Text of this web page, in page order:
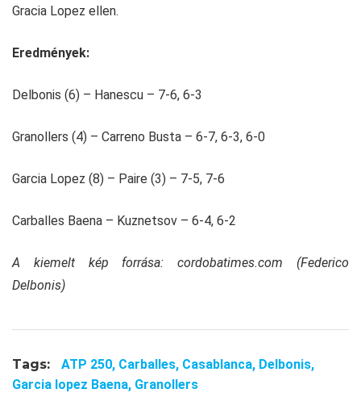
Gracia Lopez ellen.
Eredmények:
Delbonis (6) – Hanescu – 7-6, 6-3
Granollers (4) – Carreno Busta – 6-7, 6-3, 6-0
Garcia Lopez (8) – Paire (3) – 7-5, 7-6
Carballes Baena – Kuznetsov – 6-4, 6-2
A kiemelt kép forrása: cordobatimes.com (Federico
Delbonis)
Tags: ATP 250, Carballes, Casablanca, Delbonis,
Garcia lopez Baena, Granollers